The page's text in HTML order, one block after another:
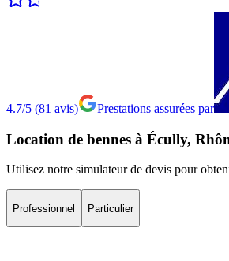
4.7/5 (81 avis) Prestations assurées par
Location de bennes à Écully,
Utilisez notre simulateur de devis pour
Professionnel Particulier